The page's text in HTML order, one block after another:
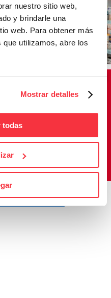
nuestro sitio web,
y brindarle una
web. Para obtener más
utilizamos, abre los
Mostrar detalles
todas
Seguir en Instagram